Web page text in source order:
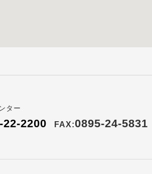
ター
22-2200 FAX:0895-24-5831